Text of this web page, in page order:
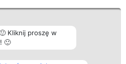
Kliknij proszę w
🙂
Kontakt